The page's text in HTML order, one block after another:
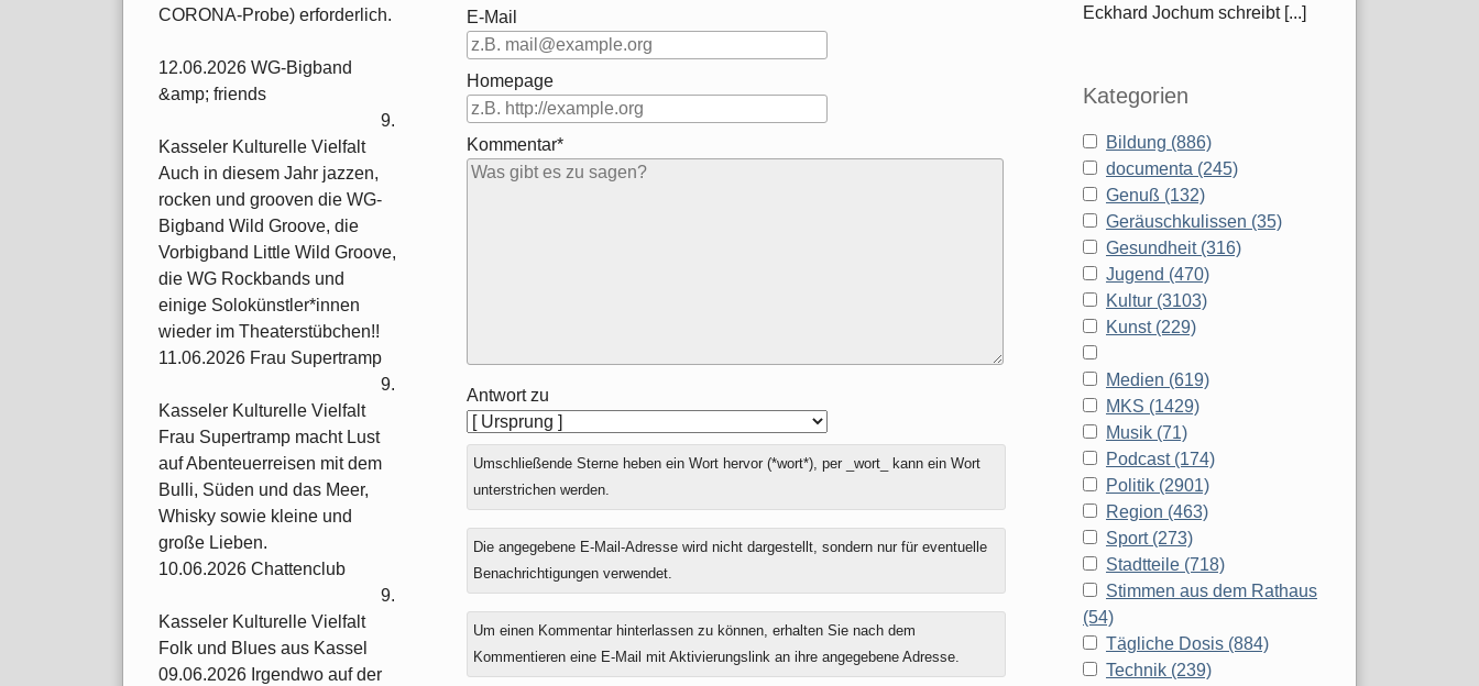
E-Mail
Homepage
Kommentar*
Antwort zu
Umschließende Sterne heben ein Wort hervor (*wort*), per _wort_ kann ein Wort
unterstrichen werden.
Die angegebene E-Mail-Adresse wird nicht dargestellt, sondern nur für eventuelle
Benachrichtigungen verwendet.
Um einen Kommentar hinterlassen zu können, erhalten Sie nach dem
Kommentieren eine E-Mail mit Aktivierungslink an ihre angegebene Adresse.
CORONA-Probe) erforderlich.
12.06.2026 WG-Bigband
&amp; friends
9.
Kasseler Kulturelle Vielfalt
Auch in diesem Jahr jazzen,
rocken und grooven die WG-
Bigband Wild Groove, die
Vorbigband Little Wild Groove,
die WG Rockbands und
einige Solokünstler*innen
wieder im Theaterstübchen!!
11.06.2026 Frau Supertramp
9.
Kasseler Kulturelle Vielfalt
Frau Supertramp macht Lust
auf Abenteuerreisen mit dem
Bulli, Süden und das Meer,
Whisky sowie kleine und
große Lieben.
10.06.2026 Chattenclub
9.
Kasseler Kulturelle Vielfalt
Folk und Blues aus Kassel
09.06.2026 Irgendwo auf der
Eckhard Jochum schreibt [...]
Kategorien
Bildung (886)
documenta (245)
Genuß (132)
Geräuschkulissen (35)
Gesundheit (316)
Jugend (470)
Kultur (3103)
Kunst (229)
Medien (619)
MKS (1429)
Musik (71)
Podcast (174)
Politik (2901)
Region (463)
Sport (273)
Stadtteile (718)
Stimmen aus dem Rathaus
(54)
Tägliche Dosis (884)
Technik (239)